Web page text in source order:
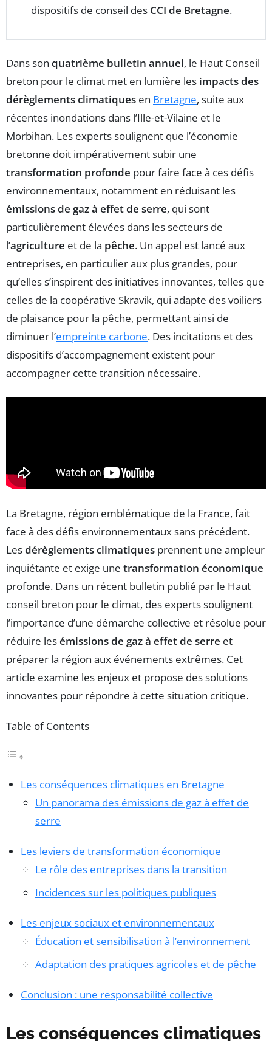
dispositifs de conseil des CCI de Bretagne.
Dans son quatrième bulletin annuel, le Haut Conseil
breton pour le climat met en lumière les impacts des
dérèglements climatiques en Bretagne, suite aux
récentes inondations dans l’Ille-et-Vilaine et le
Morbihan. Les experts soulignent que l’économie
bretonne doit impérativement subir une
transformation profonde pour faire face à ces défis
environnementaux, notamment en réduisant les
émissions de gaz à effet de serre, qui sont
particulièrement élevées dans les secteurs de
l’agriculture et de la pêche. Un appel est lancé aux
entreprises, en particulier aux plus grandes, pour
qu’elles s’inspirent des initiatives innovantes, telles que
celles de la coopérative Skravik, qui adapte des voiliers
de plaisance pour la pêche, permettant ainsi de
diminuer l’empreinte carbone. Des incitations et des
dispositifs d’accompagnement existent pour
accompagner cette transition nécessaire.
La Bretagne, région emblématique de la France, fait
face à des défis environnementaux sans précédent.
Lesdérèglements climatiques prennent une ampleur
inquiétante et exige une transformation économique
profonde. Dans un récent bulletin publié par le Haut
conseil breton pour le climat, des experts soulignent
l’importance d’une démarche collective et résolue pour
réduire lesémissions de gaz à effet de serre et
préparer la région aux événements extrêmes. Cet
article examine les enjeux et propose des solutions
innovantes pour répondre à cette situation critique.
Table of Contents
Les conséquences climatiques en Bretagne
Un panorama des émissions de gaz à effet de
serre
Les leviers de transformation économique
Le rôle des entreprises dans la transition
Incidences sur les politiques publiques
Les enjeux sociaux et environnementaux
Éducation et sensibilisation à l’environnement
Adaptation des pratiques agricoles et de pêche
Conclusion : une responsabilité collective
Les conséquences climatiques